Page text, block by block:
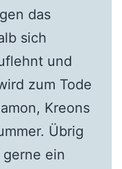
das
sich
und
zum Tode
Kreons
Übrig
ein